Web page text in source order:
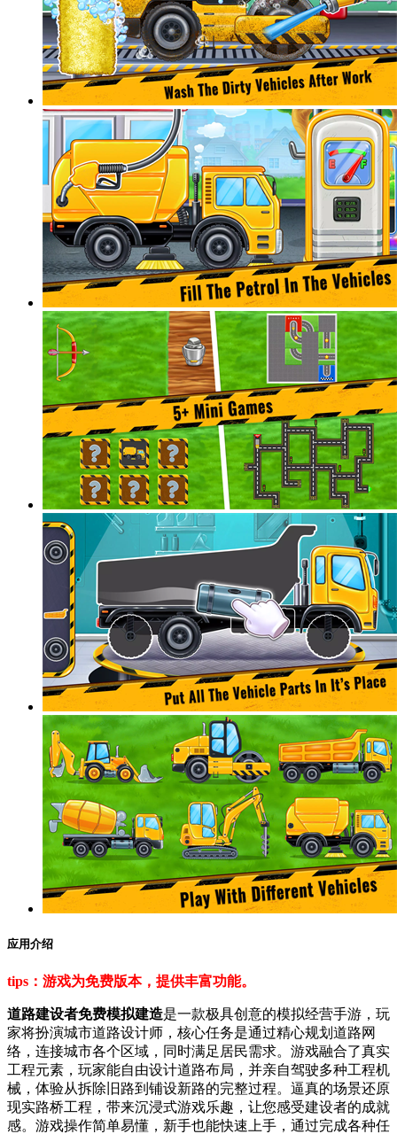
应用介绍
tips：游戏为免费版本，提供丰富功能。
道路建设者免费模拟建造是一款极具创意的模拟经营手游，玩
家将扮演城市道路设计师，核心任务是通过精心规划道路网
络，连接城市各个区域，同时满足居民需求。游戏融合了真实
工程元素，玩家能自由设计道路布局，并亲自驾驶多种工程机
械，体验从拆除旧路到铺设新路的完整过程。逼真的场景还原
现实路桥工程，带来沉浸式游戏乐趣，让您感受建设者的成就
感。游戏操作简单易懂，新手也能快速上手，通过完成各种任